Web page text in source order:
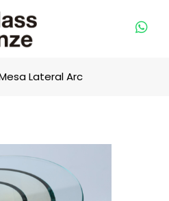
Lateral Arc